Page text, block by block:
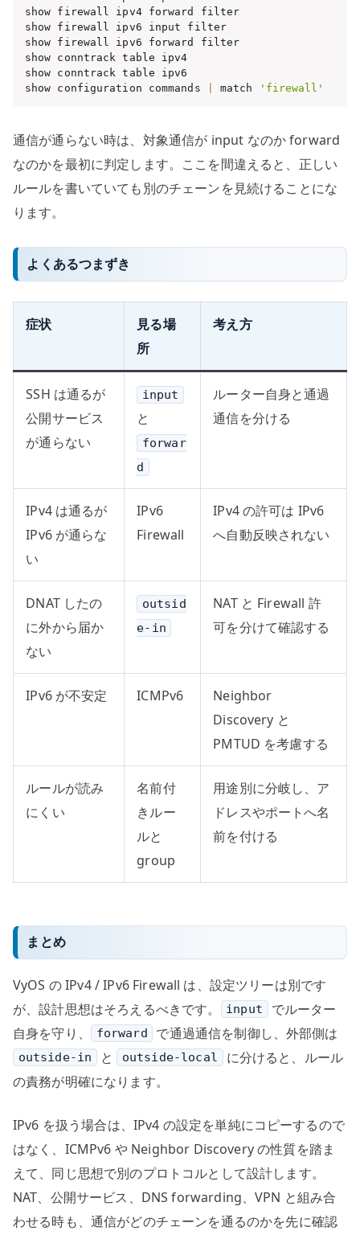
show firewall ipv4 forward filter
show firewall ipv6 input filter
show firewall ipv6 forward filter
show conntrack table ipv4
show conntrack table ipv6
show configuration commands
match 'firewall'
通信が通らない時は、対象通信が input なのか forward
なのかを最初に判定します。ここを間違えると、正しい
ルールを書いていても別のチェーンを見続けることにな
ります。
よくあるつまずき
症状
見る場
所
考え方
SSH は通るが
公開サービス
が通らない
input
と
forwar
d
ルーター自身と通過
通信を分ける
IPv4 は通るが
IPv6 が通らな
い
IPv6
Firewall
IPv4 の許可は IPv6
へ自動反映されない
DNAT したの
に外から届か
ない
outsid
e-in
NAT と Firewall 許
可を分けて確認する
IPv6 が不安定 ICMPv6
Neighbor
Discovery と
PMTUD を考慮する
ルールが読み
にくい
名前付
きルー
ルと
group
用途別に分岐し、ア
ドレスやポートへ名
前を付ける
まとめ
VyOS の IPv4 / IPv6 Firewall は、設定ツリーは別です
が、設計思想はそろえるべきです。
input
でルーター
自身を守り、
forward で通過通信を制御し、外部側は
outside-in と outside-local
に分けると、ルール
の責務が明確になります。
IPv6 を扱う場合は、IPv4 の設定を単純にコピーするので
はなく、ICMPv6 や Neighbor Discovery の性質を踏ま
えて、同じ思想で別のプロトコルとして設計します。
NAT、公開サービス、DNS forwarding、VPN と組み合
わせる時も、通信がどのチェーンを通るのかを先に確認